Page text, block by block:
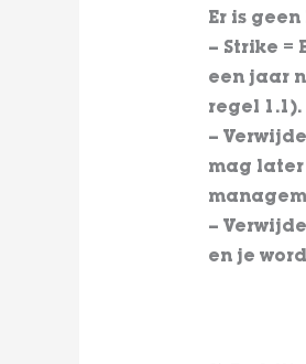
Er is
– Strike =
een jaar
regel 1.1).
–
mag
–
en je